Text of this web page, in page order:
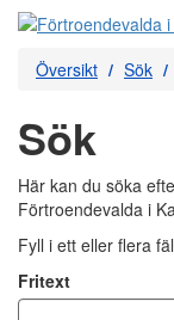
Översikt Sök
Sök
Här kan du söka
Förtroendevalda i
Fyll i ett eller flera
Fritext